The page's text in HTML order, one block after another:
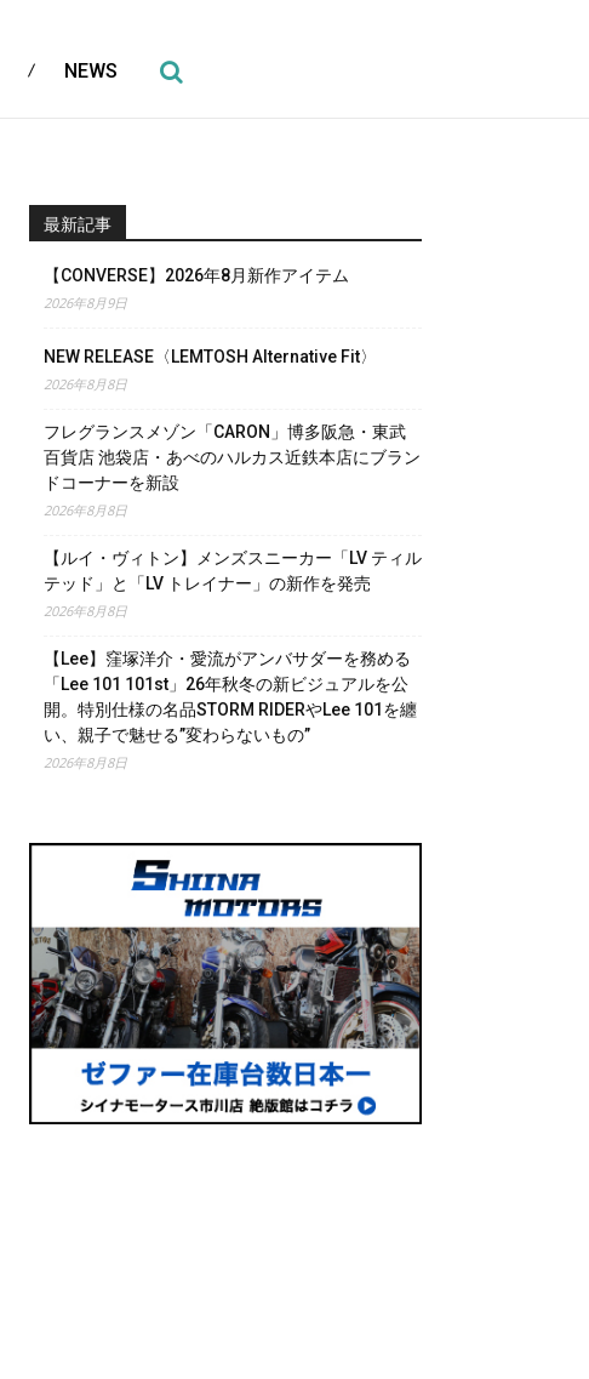
NEWS
最新記事
【CONVERSE】2026年8月新作アイテム
2026年8月9日
NEW RELEASE〈LEMTOSH Alternative Fit〉
2026年8月8日
フレグランスメゾン「CARON」博多阪急・東武
百貨店 池袋店・あべのハルカス近鉄本店にブラン
ドコーナーを新設
2026年8月8日
【ルイ・ヴィトン】メンズスニーカー「LV ティル
テッド」と「LV トレイナー」の新作を発売
2026年8月8日
【Lee】窪塚洋介・愛流がアンバサダーを務める
「Lee 101 101st」26年秋冬の新ビジュアルを公
開。特別仕様の名品STORM RIDERやLee 101を纏
い、親子で魅せる”変わらないもの”
2026年8月8日